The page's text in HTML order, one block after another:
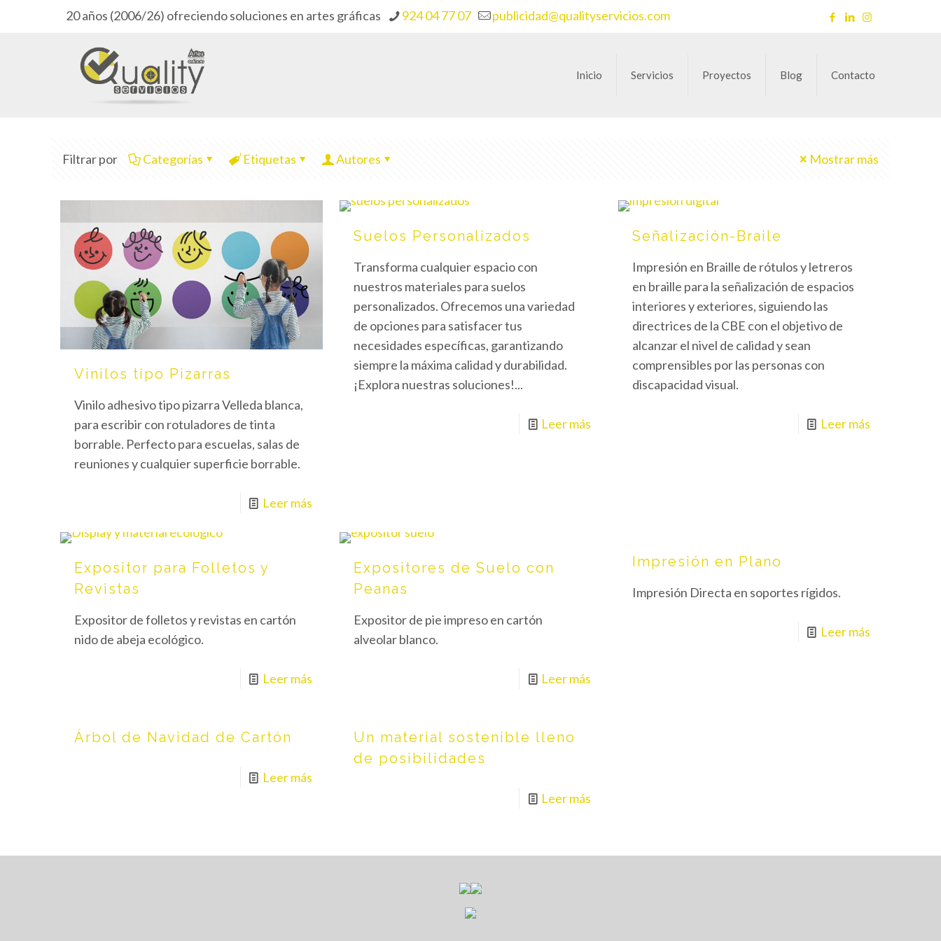
20 años (2006/26) ofreciendo soluciones en artes gráficas 924 04 77 07 publicidad@qualityservicios.com
Inicio Servicios Proyectos Blog Contacto
Filtrar por Categorías Etiquetas Autores Mostrar más
Vinilos tipo Pizarras
Vinilo adhesivo tipo pizarra Velleda blanca,
para escribir con rotuladores de tinta
borrable. Perfecto para escuelas, salas de
reuniones y cualquier superficie borrable.
Leer más
Suelos Personalizados
Transforma cualquier espacio con
nuestros materiales para suelos
personalizados. Ofrecemos una variedad
de opciones para satisfacer tus
necesidades específicas, garantizando
siempre la máxima calidad y durabilidad.
¡Explora nuestras soluciones!...
Leer más
Señalización-Braile
Impresión en Braille de rótulos y letreros
en braille para la señalización de espacios
interiores y exteriores, siguiendo las
directrices de la CBE con el objetivo de
alcanzar el nivel de calidad y sean
comprensibles por las personas con
discapacidad visual.
Leer más
Expositor para Folletos y
Revistas
Expositor de folletos y revistas en cartón
nido de abeja ecológico.
Leer más
Expositores de Suelo con
Peanas
Expositor de pie impreso en cartón
alveolar blanco.
Leer más
Impresión en Plano
Impresión Directa en soportes rígidos.
Leer más
Árbol de Navidad de Cartón
Leer más
Un material sostenible lleno
de posibilidades
Leer más